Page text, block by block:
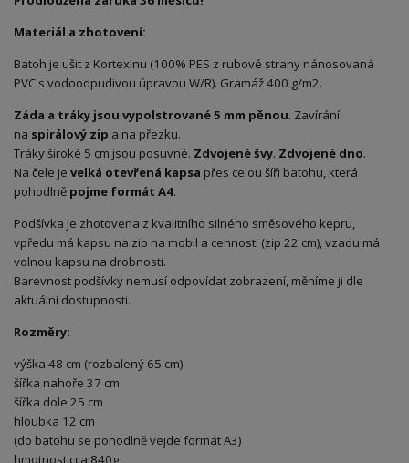
Materiál a zhotovení:
Batoh je ušit z Kortexinu (100% PES z rubové strany nánosovaná
PVC s vodoodpudivou úpravou W/R). Gramáž 400 g/m2.
Záda a tráky jsou vypolstrované 5 mm pěnou. Zavírání
na spirálový zip a na přezku.
Tráky široké 5 cm jsou posuvné. Zdvojené švy. Zdvojené dno.
Na čele je velká otevřená kapsa přes celou šíři batohu, která
pohodlně pojme formát A4.
Podšívka je zhotovena z kvalitního silného směsového kepru,
vpředu má kapsu na zip na mobil a cennosti (zip 22 cm), vzadu má
volnou kapsu na drobnosti.
Barevnost podšívky nemusí odpovídat zobrazení, měníme ji dle
aktuální dostupnosti.
Rozměry:
výška 48 cm (rozbalený 65 cm)
šířka nahoře 37 cm
šířka dole 25 cm
hloubka 12 cm
(do batohu se pohodlně vejde formát A3)
hmotnost cca 840g